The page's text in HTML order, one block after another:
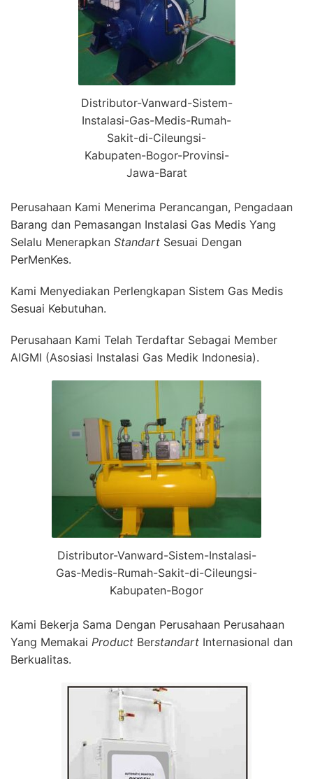
Distributor-Vanward-Sistem-
Instalasi-Gas-Medis-Rumah-
Sakit-di-Cileungsi-
Kabupaten-Bogor-Provinsi-
Jawa-Barat
Perusahaan Kami Menerima Perancangan, Pengadaan
Barang dan Pemasangan Instalasi Gas Medis Yang
Selalu Menerapkan Standart Sesuai Dengan
PerMenKes.
Kami Menyediakan Perlengkapan Sistem Gas Medis
Sesuai Kebutuhan.
Perusahaan Kami Telah Terdaftar Sebagai Member
AIGMI (Asosiasi Instalasi Gas Medik Indonesia).
Distributor-Vanward-Sistem-Instalasi-
Gas-Medis-Rumah-Sakit-di-Cileungsi-
Kabupaten-Bogor
Kami Bekerja Sama Dengan Perusahaan Perusahaan
Yang Memakai Product Berstandart Internasional dan
Berkualitas.